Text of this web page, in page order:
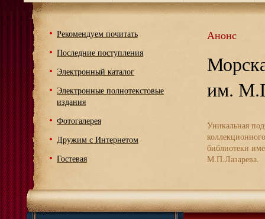
Рекомендуем почитать
Последние поступления
Электронный каталог
Электронные полнотекстовые
издания
Фотогалерея
Дружим с Интернетом
Гостевая
Анонс
им.
Уникальная
библиотеки
М.П.Лазарева.